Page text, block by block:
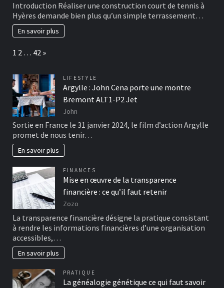
Introduction Réaliser une construction court de tennis à
Hyères demande bien plus qu’un simple terrassement…
En savoir plus
Page:
1 2 … 42 Next
»
LIFESTYLE
Argylle : John Cena porte une montre
Bremont ALT1-P2 Jet
John
Sortie en France le 31 janvier 2024, le film d’action Argylle
promet de nous tenir…
En savoir plus
FINANCES
Mise en œuvre de la transparence
financière : ce qu’il faut retenir
Zozo
La transparence financière désigne la pratique consistant
à rendre les informations financières d’une organisation
accessibles,…
En savoir plus
PRATIQUE
La généalogie génétique ce qui faut savoir